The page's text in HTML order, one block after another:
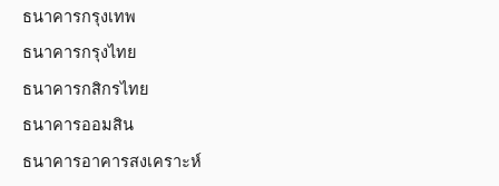
ธนาคารกรุงเทพ
ธนาคารกรุงไทย
ธนาคารกสิกรไทย
ธนาคารออมสิน
ธนาคารอาคารสงเคราะห์